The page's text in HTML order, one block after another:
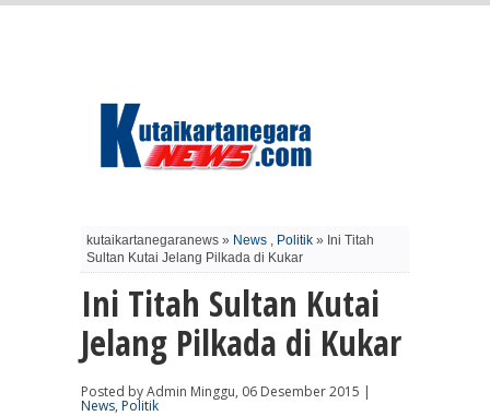
kutaikartanegaranews » News , Politik » Ini Titah
Sultan Kutai Jelang Pilkada di Kukar
Ini Titah Sultan Kutai
Jelang Pilkada di Kukar
Posted by Admin Minggu, 06 Desember 2015 |
News, Politik